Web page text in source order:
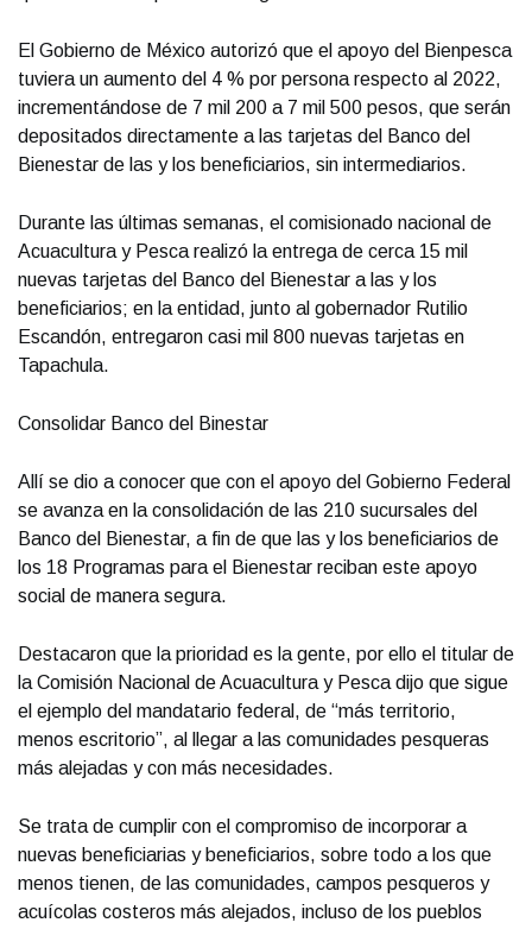
El Gobierno de México autorizó que el apoyo del Bienpesca
tuviera un aumento del 4 % por persona respecto al 2022,
incrementándose de 7 mil 200 a 7 mil 500 pesos, que serán
depositados directamente a las tarjetas del Banco del
Bienestar de las y los beneficiarios, sin intermediarios.
Durante las últimas semanas, el comisionado nacional de
Acuacultura y Pesca realizó la entrega de cerca 15 mil
nuevas tarjetas del Banco del Bienestar a las y los
beneficiarios; en la entidad, junto al gobernador Rutilio
Escandón, entregaron casi mil 800 nuevas tarjetas en
Tapachula.
Consolidar Banco del Binestar
Allí se dio a conocer que con el apoyo del Gobierno Federal
se avanza en la consolidación de las 210 sucursales del
Banco del Bienestar, a fin de que las y los beneficiarios de
los 18 Programas para el Bienestar reciban este apoyo
social de manera segura.
Destacaron que la prioridad es la gente, por ello el titular de
la Comisión Nacional de Acuacultura y Pesca dijo que sigue
el ejemplo del mandatario federal, de “más territorio,
menos escritorio”, al llegar a las comunidades pesqueras
más alejadas y con más necesidades.
Se trata de cumplir con el compromiso de incorporar a
nuevas beneficiarias y beneficiarios, sobre todo a los que
menos tienen, de las comunidades, campos pesqueros y
acuícolas costeros más alejados, incluso de los pueblos